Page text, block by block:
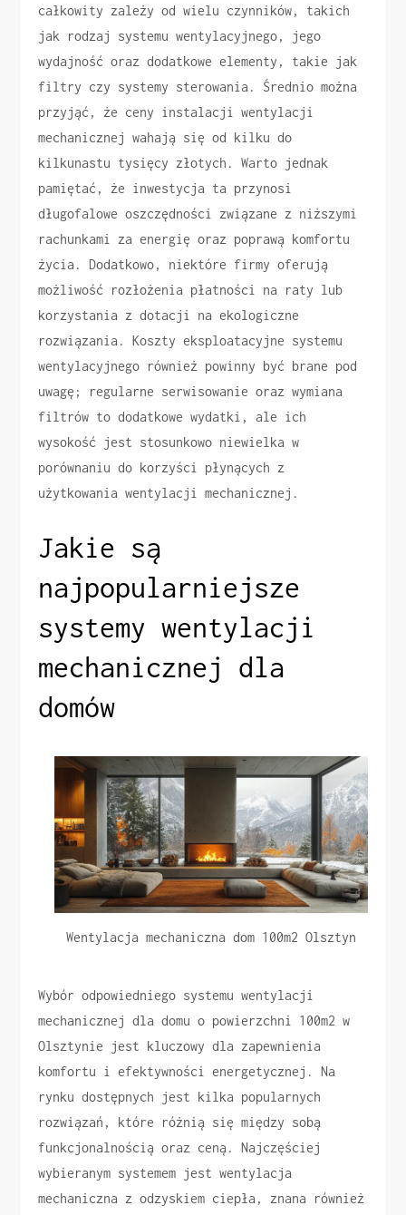
całkowity zależy od wielu czynników, takich
jak rodzaj systemu wentylacyjnego, jego
wydajność oraz dodatkowe elementy, takie jak
filtry czy systemy sterowania. Średnio można
przyjąć, że ceny instalacji wentylacji
mechanicznej wahają się od kilku do
kilkunastu tysięcy złotych. Warto jednak
pamiętać, że inwestycja ta przynosi
długofalowe oszczędności związane z niższymi
rachunkami za energię oraz poprawą komfortu
życia. Dodatkowo, niektóre firmy oferują
możliwość rozłożenia płatności na raty lub
korzystania z dotacji na ekologiczne
rozwiązania. Koszty eksploatacyjne systemu
wentylacyjnego również powinny być brane pod
uwagę; regularne serwisowanie oraz wymiana
filtrów to dodatkowe wydatki, ale ich
wysokość jest stosunkowo niewielka w
porównaniu do korzyści płynących z
użytkowania wentylacji mechanicznej.
Jakie są
najpopularniejsze
systemy wentylacji
mechanicznej dla
domów
Wentylacja mechaniczna dom 100m2 Olsztyn
Wybór odpowiedniego systemu wentylacji
mechanicznej dla domu o powierzchni 100m2 w
Olsztynie jest kluczowy dla zapewnienia
komfortu i efektywności energetycznej. Na
rynku dostępnych jest kilka popularnych
rozwiązań, które różnią się między sobą
funkcjonalnością oraz ceną. Najczęściej
wybieranym systemem jest wentylacja
mechaniczna z odzyskiem ciepła, znana również